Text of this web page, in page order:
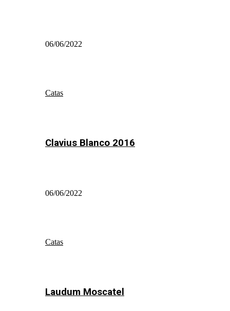
06/06/2022
Catas
Clavius Blanco 2016
06/06/2022
Catas
Laudum Moscatel